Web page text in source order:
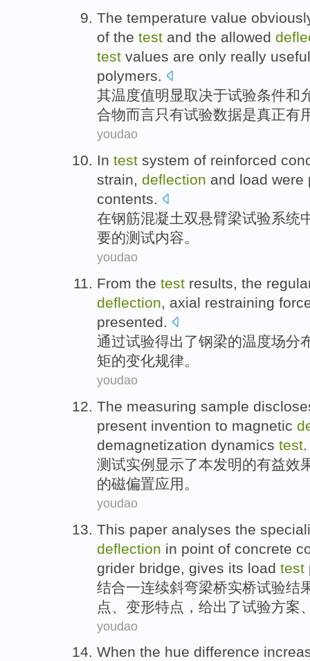
The temperature value
of the test and the allowed
test values are only really useful
polymers.
其温度值明显取决于试验条件和
合物而言只有试验数据是真正有
youdao
In test system of reinforced
strain, deflection and load were
contents.
在钢筋混凝土双悬臂梁试验系统
要的测试内容。
youdao
From the test results, the
deflection, axial restraining
presented.
通过试验得出了钢梁的温度场分
矩的变化规律。
youdao
The measuring sample
present invention to magnetic
demagnetization dynamics test.
测试实例 显示了本发明的有益效
的磁偏置应用 。
youdao
This paper analyses the
deflection in point of concrete
grider bridge gives its load test
结合一连续斜弯梁桥实桥试验结
点、 变形特点， 给出了试验方案
youdao
When the hue difference